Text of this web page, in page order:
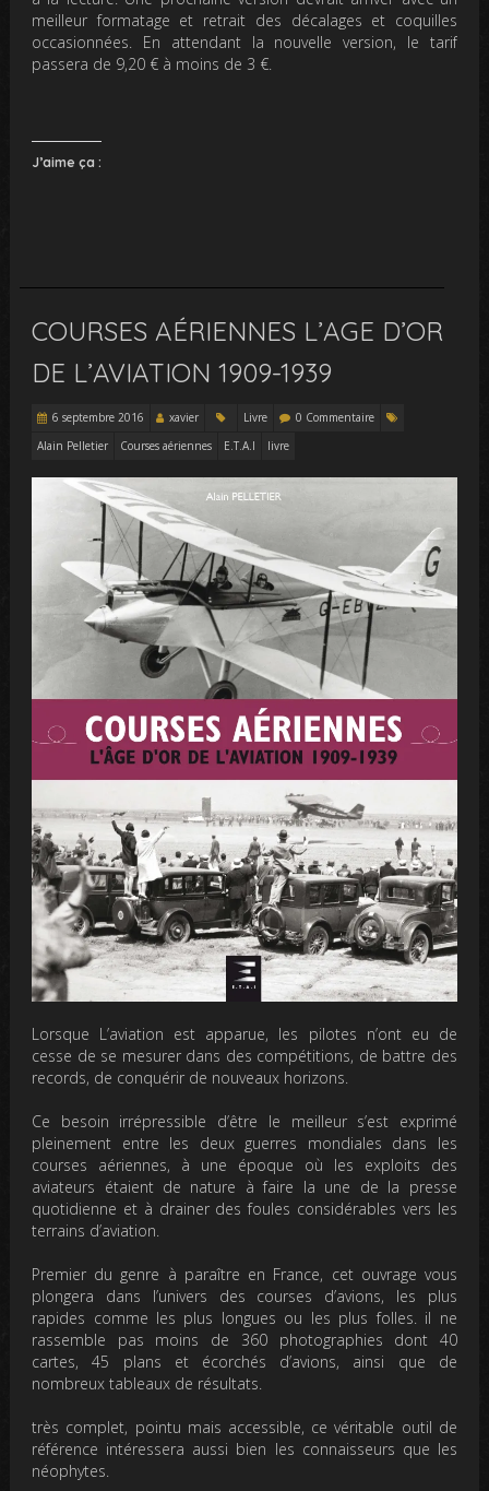
meilleur formatage et retrait des décalages et coquilles
occasionnées. En attendant la nouvelle version, le tarif
passera de 9,20 € à moins de 3 €.
J’aime ça :
COURSES AÉRIENNES L’AGE D’OR
DE L’AVIATION 1909-1939
6 septembre 2016 xavier Livre
0 Commentaire
Alain Pelletier
Courses aériennes E.T.A.I livre
Lorsque L’aviation est apparue, les pilotes n’ont eu de
cesse de se mesurer dans des compétitions, de battre des
records, de conquérir de nouveaux horizons.
Ce besoin irrépressible d’être le meilleur s’est exprimé
pleinement entre les deux guerres mondiales dans les
courses aériennes, à une époque où les exploits des
aviateurs étaient de nature à faire la une de la presse
quotidienne et à drainer des foules considérables vers les
terrains d’aviation.
Premier du genre à paraître en France, cet ouvrage vous
plongera dans l’univers des courses d’avions, les plus
rapides comme les plus longues ou les plus folles. il ne
rassemble pas moins de 360 photographies dont 40
cartes, 45 plans et écorchés d’avions, ainsi que de
nombreux tableaux de résultats.
très complet, pointu mais accessible, ce véritable outil de
référence intéressera aussi bien les connaisseurs que les
néophytes.